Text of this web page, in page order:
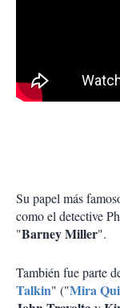
Su papel más
como el detective
"Barney Miller".
También fue parte
Talkin" ("Mira